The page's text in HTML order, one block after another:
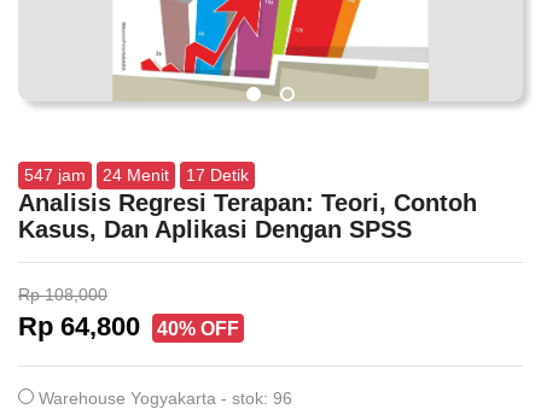
547 jam 24 Menit 16 Detik
Analisis Regresi Terapan: Teori, Contoh
Kasus, Dan Aplikasi Dengan SPSS
Rp 108,000
Rp 64,800 40% OFF
Warehouse Yogyakarta - stok: 96